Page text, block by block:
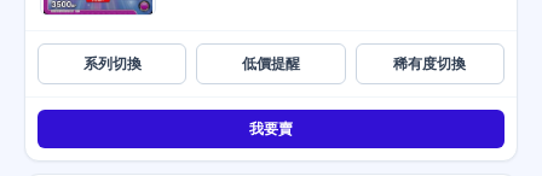
系列切換 低價提醒 稀有度切換
我要賣